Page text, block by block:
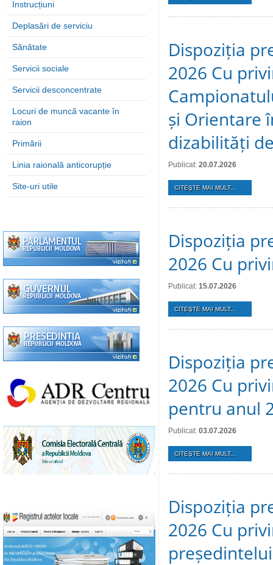
Instrucțiuni
Deplasări de serviciu
Sănătate
Servicii sociale
Servicii desconcentrate
Locuri de muncă vacante în
raion
Primării
Linia raională anticorupție
Site-uri utile
Dispoziția
2026 Cu
și Orientare
dizabilități
Publicat: 20.07.2026
CITEŞTE MAI MULT...
Dispoziția
2026 Cu
Publicat: 15.07.2026
CITEŞTE MAI MULT...
Dispoziția
2026 Cu
pentru anul
Publicat: 03.07.2026
CITEŞTE MAI MULT...
Dispoziția
2026 Cu